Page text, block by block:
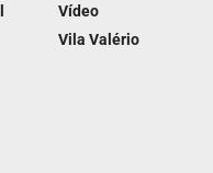
Vídeo
Vila Valério